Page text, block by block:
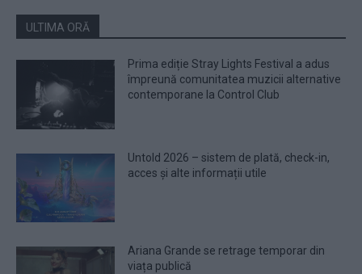
ULTIMA ORĂ
Prima ediție Stray Lights Festival a adus
împreună comunitatea muzicii alternative
contemporane la Control Club
Untold 2026 – sistem de plată, check-in,
acces și alte informații utile
Ariana Grande se retrage temporar din
viața publică